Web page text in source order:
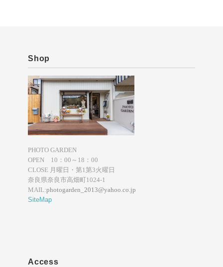
Shop
PHOTO GARDEN
OPEN 10：00～18：00
CLOSE 月曜日・第1第3火曜日
奈良県奈良市高畑町1024-1
MAIL:photogarden_2013@yahoo.co.jp
SiteMap
Access